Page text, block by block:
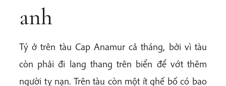
anh
Tý ở trên tàu Cap Anamur cả tháng, bởi vì tàu
còn phải đi lang thang trên biển để vớt thêm
người tỵ nạn. Trên tàu còn một ít ghế bố có bao